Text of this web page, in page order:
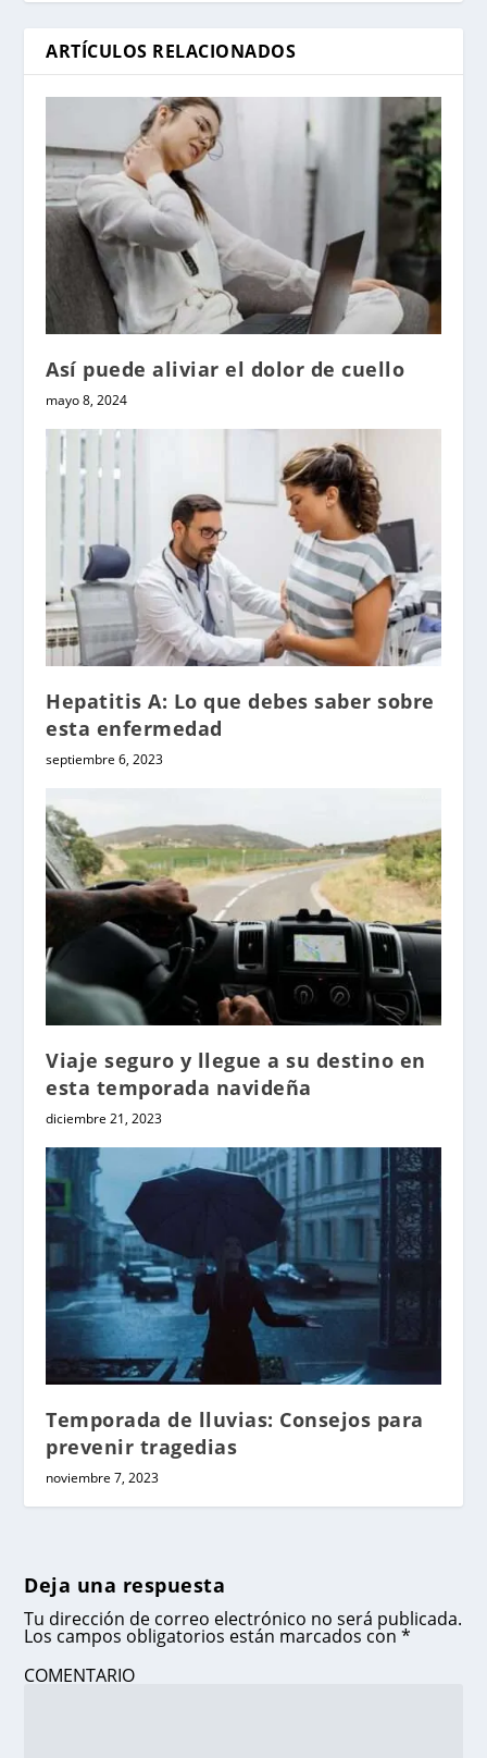
ARTÍCULOS RELACIONADOS
Así puede aliviar el dolor de cuello
mayo 8, 2024
Hepatitis A: Lo que debes saber sobre
esta enfermedad
septiembre 6, 2023
Viaje seguro y llegue a su destino en
esta temporada navideña
diciembre 21, 2023
Temporada de lluvias: Consejos para
prevenir tragedias
noviembre 7, 2023
Deja una respuesta
Tu dirección de correo electrónico no será publicada.
Los campos obligatorios están marcados con*
COMENTARIO